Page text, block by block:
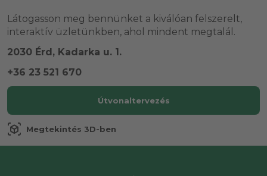
Látogasson meg bennünket a kiválóan felszerelt,
interaktív üzletünkben, ahol mindent megtalál.
2030 Érd, Kadarka u. 1.
+36 23 521 670
Útvonaltervezés
view_in_ar Megtekintés 3D-ben